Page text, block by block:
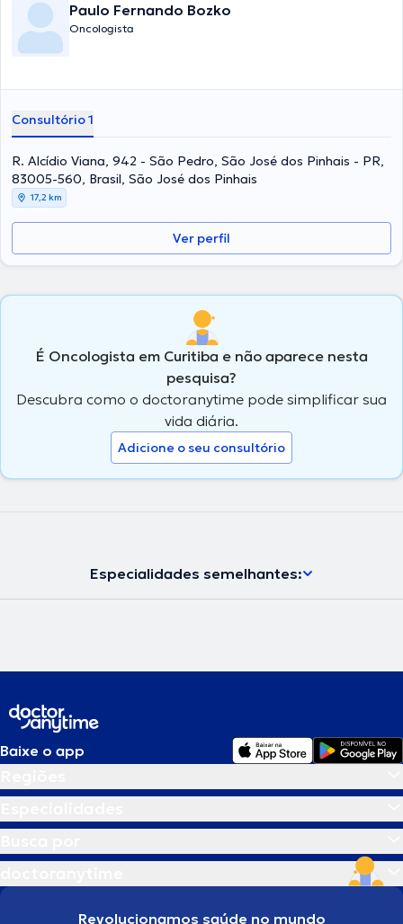
Paulo Fernando Bozko
Oncologista
Consultório 1
R. Alcídio Viana, 942 - São Pedro, São José dos Pinhais - PR,
83005-560, Brasil, São José dos Pinhais
17,2 km
Ver perfil
É Oncologista em Curitiba e não aparece nesta
pesquisa?
Descubra como o doctoranytime pode simplificar sua
vida diária.
Adicione o seu consultório
Especialidades semelhantes:
Baixe o app
Revolucionamos saúde no mundo